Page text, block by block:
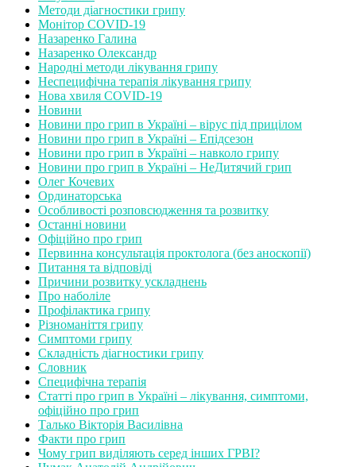
Методи діагностики грипу
Монітор СOVID-19
Назаренко Галина
Назаренко Олександр
Народні методи лікування грипу
Неспецифічна терапія лікування грипу
Нова хвиля COVID-19
Новини
Новини про грип в Україні – вірус під прицілом
Новини про грип в Україні – Епідсезон
Новини про грип в Україні – навколо грипу
Новини про грип в Україні – НеДитячий грип
Олег Кочевих
Ординаторська
Особливості розповсюдження та розвитку
Останні новини
Офіційно про грип
Первинна консультація проктолога (без аноскопії)
Питання та відповіді
Причини розвитку ускладнень
Про наболіле
Профілактика грипу
Різноманіття грипу
Симптоми грипу
Складність діагностики грипу
Словник
Специфічна терапія
Статті про грип в Україні – лікування, симптоми,
офіційно про грип
Талько Вікторія Василівна
Факти про грип
Чому грип виділяють серед інших ГРВІ?